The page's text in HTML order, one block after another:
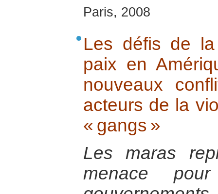
Paris, 2008
Les défis de
paix en
nouveaux
acteurs de la
« gangs »
Les maras
menace